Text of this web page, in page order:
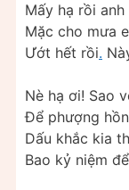
Mấy hạ rồi
Mặc cho mưa
Ướt hết rồi.
Nè hạ ơi! Sao
Để phượng
Dấu khắc kia
Bao kỷ niệm